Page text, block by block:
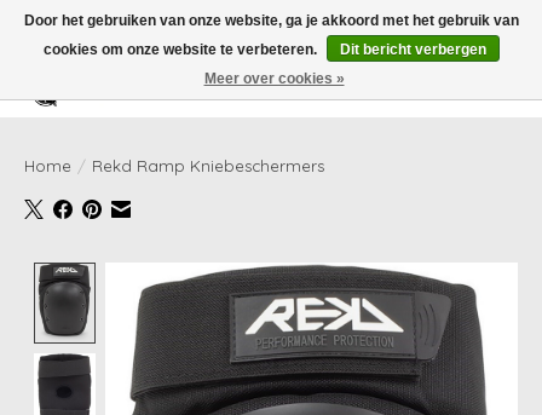
Verlanglijst
Home / Rekd Ramp Kniebeschermers
Product image slideshow Items
Door het gebruiken van onze website, ga je akkoord met het gebruik van
cookies om onze website te verbeteren.
Dit bericht verbergen
Meer over cookies »